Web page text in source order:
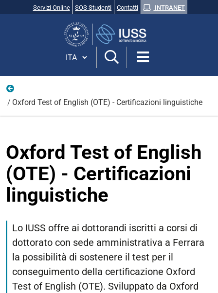
Servizi Online SOS Studenti Contatti INTRANET
Cambia lingua
Oxford Test of English (OTE) - Certificazioni linguistiche
Oxford Test of English
(OTE) - Certificazioni
linguistiche
Lo IUSS offre ai dottorandi iscritti a corsi di
dottorato con sede amministrativa a Ferrara
la possibilità di sostenere il test per il
conseguimento della certificazione Oxford
Test of English (OTE). Sviluppato da Oxford